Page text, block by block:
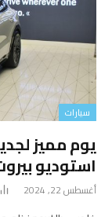
سيارات
استوديو
أغسطس 22, 2024